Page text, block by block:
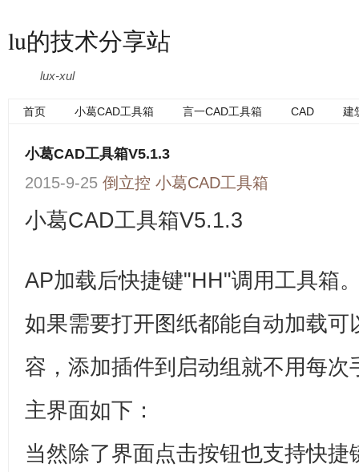
lu的技术分享站
lux-xul
首页 小葛CAD工具箱 言一CAD工具箱 CAD 建
小葛CAD工具箱V5.1.3
2015-9-25 倒立控 小葛CAD工具箱
小葛CAD工具箱V5.1.3
AP加载后快捷键"HH"调用工具箱
如果需要打开图纸都能自动加载可
容，添加插件到启动组就不用每次
主界面如下：
当然除了界面点击按钮也支持快捷